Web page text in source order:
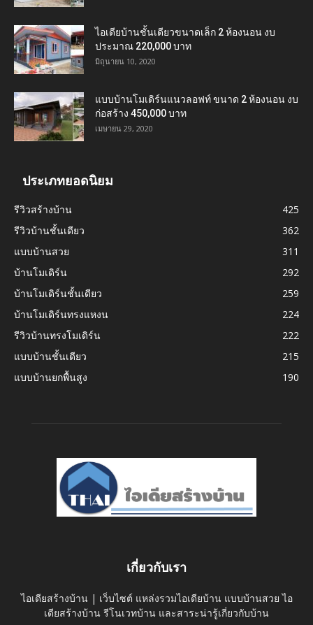
ไอเดียบ้านชั้นเดียวขนาดเล็ก 2 ห้องนอน งบ
ประมาณ 220,000 บาท
มิถุนายน 10, 2020
แบบบ้านโมเดิร์นแนวลอฟท์ ขนาด 2 ห้องนอน งบ
ก่อสร้าง 450,000 บาท
เมษายน 29, 2020
ประเภทยอดนิยม
รีวิวสร้างบ้าน
425
รีวิวบ้านชั้นเดียว
362
แบบบ้านสวย
311
บ้านโมเดิร์น
292
บ้านโมเดิร์นชั้นเดียว
259
บ้านโมเดิร์นทรงแหงน
224
รีวิวบ้านทรงโมเดิร์น
222
แบบบ้านชั้นเดียว
215
แบบบ้านยกพื้นสูง
190
เกี่ยวกับเรา
ไอเดียสร้างบ้าน | เว็บไซต์ แหล่งรวมไอเดียบ้าน แบบบ้านสวย ไอ
เดียสร้างบ้าน รีโนเวทบ้าน และสาระน่ารู้เกี่ยวกับบ้าน